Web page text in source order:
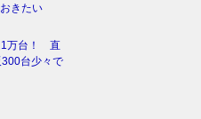
きたい
1万台！ 直
台少々で